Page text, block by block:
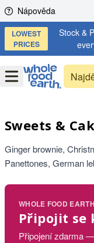
Skip to content
Nápověda
LOWEST
PRICES
Stock &
OpenMenu
Sweets &
Ginger brownie,
Panettones, German
WHOLE FOOD
Připojit se
Připojení zdarma